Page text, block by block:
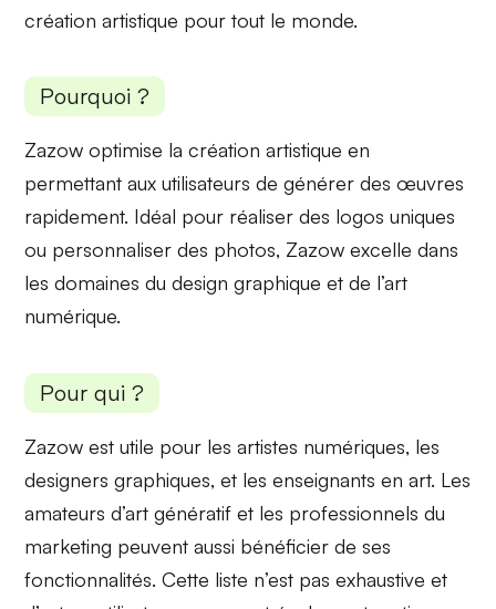
création artistique pour tout le monde.
Pourquoi ?
Zazow optimise lacréation artistique en
permettant aux utilisateurs de générer des œuvres
rapidement. Idéal pour réaliser des logos uniques
ou personnaliser des photos, Zazow excelle dans
les domaines du design graphique et de l’art
numérique.
Pour qui ?
Zazow est utile pour lesartistes numériques, les
designers graphiques, et les enseignants en art. Les
amateurs d’art génératif et les professionnels du
marketing peuvent aussi bénéficier de ses
fonctionnalités. Cette liste n’est pas exhaustive et